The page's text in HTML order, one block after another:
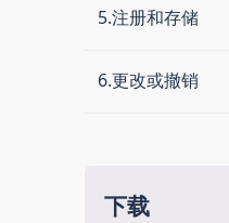
5.注册和存储
6.更改或撤销
下载